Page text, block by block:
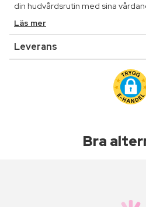
din hudvårdsrutin med sina
Läs mer
Leverans
Bra